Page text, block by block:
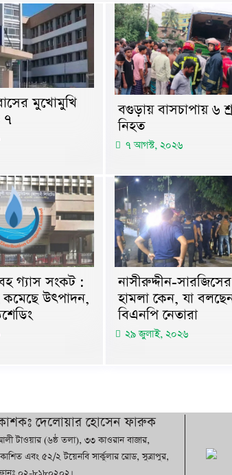
মুখোমুখি
৭
বগুড়ায় বাসচাপায় ৬
নিহত
৭ আগস্ট, ২০২৬
গ্যাস সংকট :
কমেছে উৎপাদন,
নাসীরুদ্দীন-
হামলা কেন, যা বলছেন
বিএনপি নেতারা
২৯ জুলাই, ২০২৬
দেলোয়ার হোসেন ফারুক
টাওয়ার (৬ষ্ঠ তলা), ৩৩ কাওরান বাজার,
এবং ৫২/২ টয়েনবি সার্কুলার রোড, সুত্রাপুর,